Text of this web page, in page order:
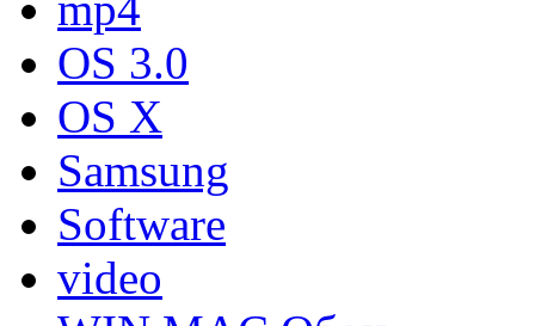
OS 3.0
OS X
Samsung
Software
video